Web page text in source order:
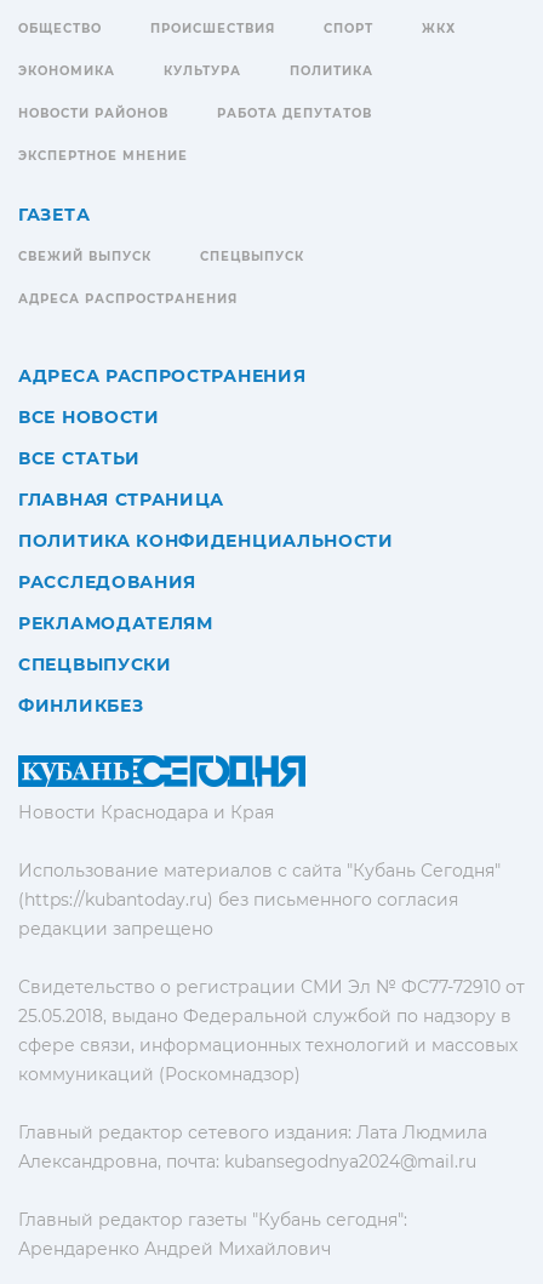
Новости Краснодара и Края
Использование материалов с сайта "Кубань Сегодня"
(https://kubantoday.ru) без письменного согласия
редакции запрещено
Свидетельство о регистрации СМИ Эл № ФС77-72910 от
25.05.2018, выдано Федеральной службой по надзору в
сфере связи, информационных технологий и массовых
коммуникаций (Роскомнадзор)
Главный редактор сетевого издания: Лата Людмила
Александровна, почта: kubansegodnya2024@mail.ru
Главный редактор газеты "Кубань сегодня":
Арендаренко Андрей Михайлович
ОБЩЕСТВО ПРОИСШЕСТВИЯ СПОРТ ЖКХ
ЭКОНОМИКА КУЛЬТУРА ПОЛИТИКА
НОВОСТИ РАЙОНОВ РАБОТА ДЕПУТАТОВ
ЭКСПЕРТНОЕ МНЕНИЕ
ГАЗЕТА
СВЕЖИЙ ВЫПУСК СПЕЦВЫПУСК
АДРЕСА РАСПРОСТРАНЕНИЯ
АДРЕСА РАСПРОСТРАНЕНИЯ
ВСЕ НОВОСТИ
ВСЕ СТАТЬИ
ГЛАВНАЯ СТРАНИЦА
ПОЛИТИКА КОНФИДЕНЦИАЛЬНОСТИ
РАССЛЕДОВАНИЯ
РЕКЛАМОДАТЕЛЯМ
СПЕЦВЫПУСКИ
ФИНЛИКБЕЗ